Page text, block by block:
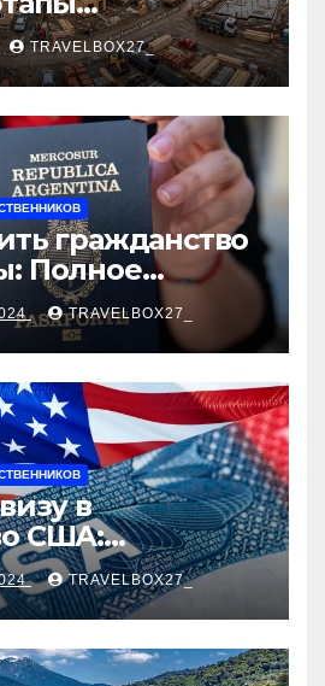
проверка
сценарии
сделки и
TRAVELBOX27_
гражданство
Полное
TRAVELBOX27_
в
США:
руководство
TRAVELBOX27_